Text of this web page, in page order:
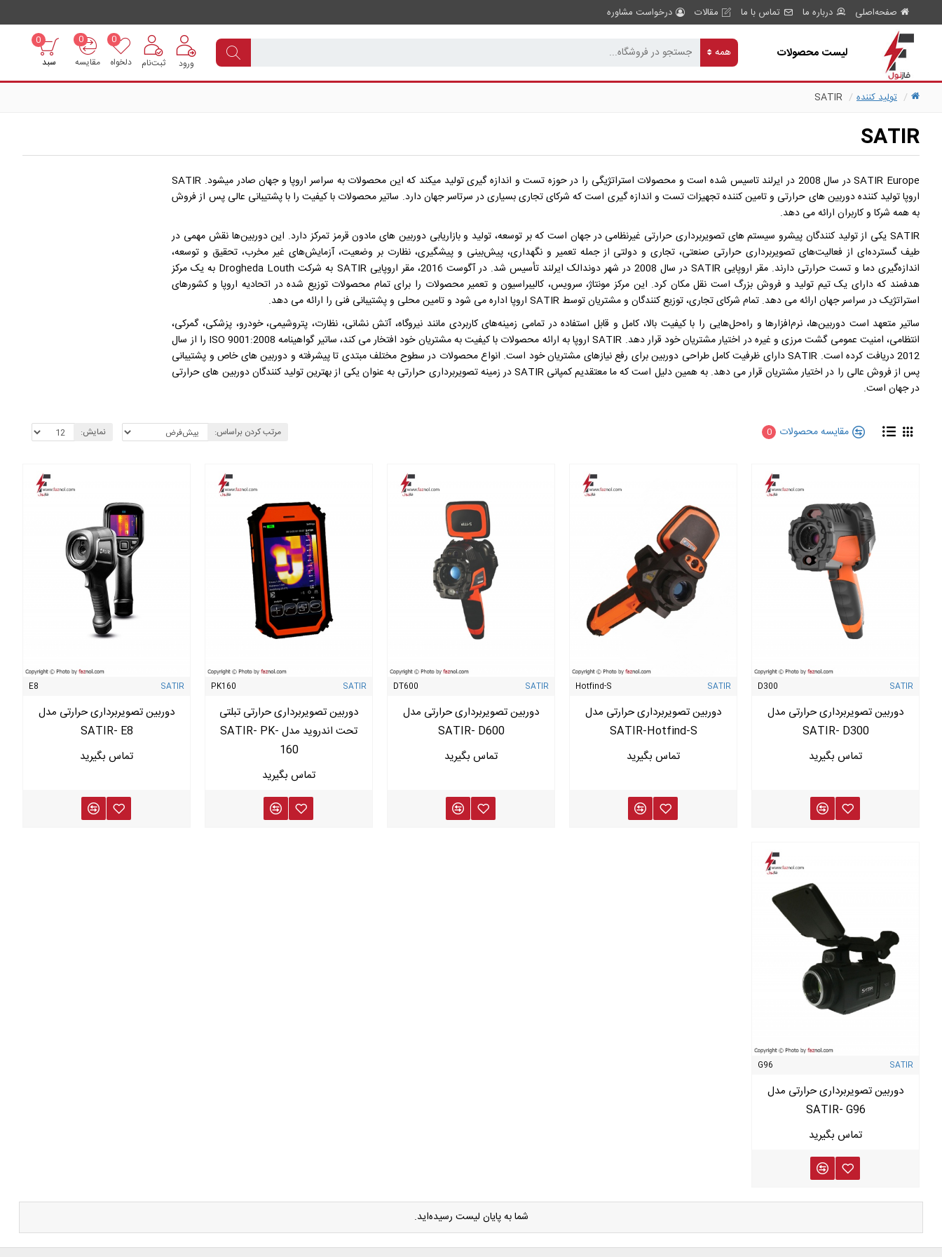
صفحه‌اصلی درباره ما تماس با ما مقالات درخواست مشاوره
لیست محصولات همه
ورود ثبت‌نام دلخواه
0
مقایسه
0
0
سبد
تولید کننده SATIR
SATIR
SATIR Europe در سال 2008 در ایرلند تاسیس شده است و محصولات استراتژیگی را در حوزه تست و اندازه گیری تولید میکند که این محصولات به سراسر اروپا و جهان صادر میشود. SATIR
اروپا تولید کننده دوربین های حرارتی و تامین کننده تجهیزات تست و اندازه گیری است که شرکای تجاری بسیاری در سرتاسر جهان دارد. ساتیر محصولات با کیفیت را با پشتیبانی عالی پس از فروش
به همه شرکا و کاربران ارائه می دهد.
SATIR یکی از تولید کنندگان پیشرو سیستم های تصویربرداری حرارتی غیرنظامی در جهان است که بر توسعه، تولید و بازاریابی دوربین های مادون قرمز تمرکز دارد. این دوربین‌ها نقش مهمی در
طیف گسترده‌ای از فعالیت‌های تصویربرداری حرارتی صنعتی، تجاری و دولتی از جمله تعمیر و نگهداری، پیش‌بینی‌ و پیشگیری، نظارت بر وضعیت، آزمایش‌های غیر مخرب، تحقیق و توسعه،
اندازه‌گیری دما و تست حرارتی دارند. مقر اروپایی SATIR در سال 2008 در شهر دوندالک ایرلند تأسیس شد. در آگوست 2016، مقر اروپایی SATIR به شرکت Drogheda Louth به یک مرکز
هدفمند که دارای یک تیم تولید و فروش بزرگ است نقل مکان کرد. این مرکز مونتاژ، سرویس، کالیبراسیون و تعمیر محصولات را برای تمام محصولات توزیع شده در اتحادیه اروپا و کشورهای
استراتژیک در سراسر جهان ارائه می دهد. تمام شرکای تجاری، توزیع کنندگان و مشتریان توسط SATIR اروپا اداره می شود و تامین محلی و پشتیبانی فنی را ارائه می دهد.
ساتیر متعهد است دوربین‌ها، نرم‌افزارها و راه‌حل‌هایی را با کیفیت بالا، کامل و قابل استفاده در تمامی زمینه‌های کاربردی مانند نیروگاه، آتش نشانی، نظارت، پتروشیمی، خودرو، پزشکی، گمرکی،
انتظامی، امنیت عمومی گشت مرزی و غیره در اختیار مشتریان خود قرار دهد. SATIR اروپا به ارائه محصولات با کیفیت به مشتریان خود افتخار می کند، ساتیر گواهینامه ISO 9001:2008 را از سال
2012 دریافت کرده است. SATIR دارای ظرفیت کامل طراحی دوربین برای رفع نیازهای مشتریان خود است. انواع محصولات در سطوح مختلف مبتدی تا پیشرفته و دوربین های خاص و پشتیبانی
پس از فروش عالی را در اختیار مشتریان قرار می دهد. به همین دلیل است که ما معتقدیم کمپانی SATIR در زمینه تصویربرداری حرارتی به عنوان یکی از بهترین تولید کنندگان دوربین های حرارتی
در جهان است.
مقایسه محصولات 0 مرتب کردن براساس: نمایش:
SATIR
D300
دوربین تصویربرداری حرارتی مدل
SATIR- D300
SATIR
Hotfind-S
دوربین تصویربرداری حرارتی مدل
SATIR-Hotfind-S
SATIR
DT600
دوربین تصویربرداری حرارتی مدل
SATIR- D600
SATIR
PK160
دوربین تصویربرداری حرارتی تبلتی
تحت اندروید مدل SATIR- PK-
160
SATIR
E8
دوربین تصویربرداری حرارتی مدل
SATIR- E8
SATIR
G96
دوربین تصویربرداری حرارتی مدل
SATIR- G96
شما به پایان لیست رسیده‌اید.